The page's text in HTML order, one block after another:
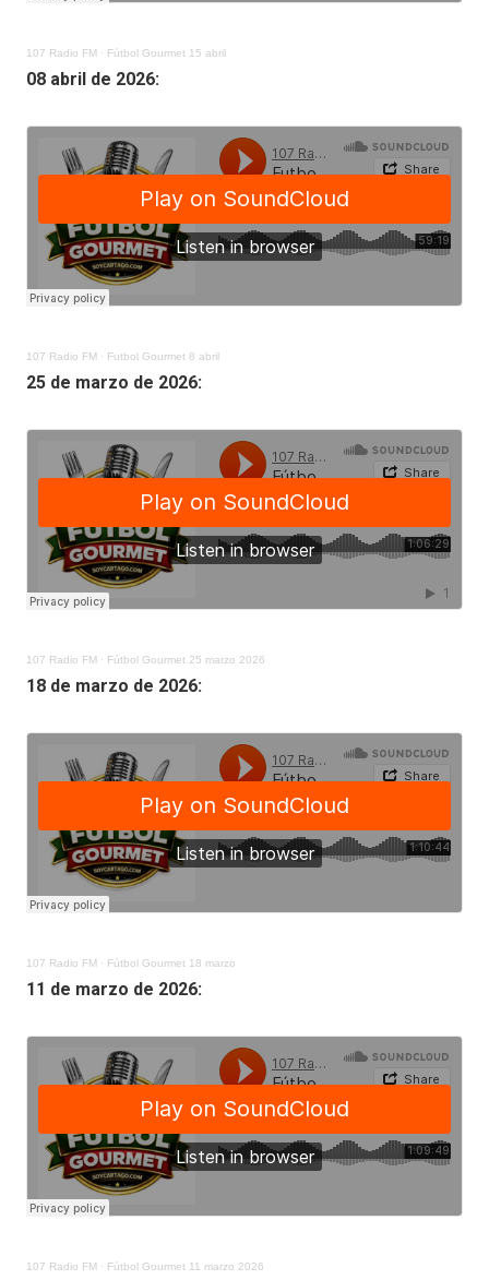
107 Radio FM · Fútbol Gourmet 15 abril
08 abril de 2026:
107 Radio FM · Futbol Gourmet 8 abril
25 de marzo de 2026:
107 Radio FM · Fútbol Gourmet 25 marzo 2026
18 de marzo de 2026:
107 Radio FM · Fútbol Gourmet 18 marzo
11 de marzo de 2026:
107 Radio FM · Fútbol Gourmet 11 marzo 2026